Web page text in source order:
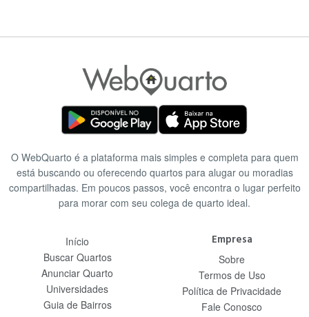
O WebQuarto é a plataforma mais simples e completa para quem
está buscando ou oferecendo quartos para alugar ou moradias
compartilhadas. Em poucos passos, você encontra o lugar perfeito
para morar com seu colega de quarto ideal.
Início
Buscar Quartos
Anunciar Quarto
Universidades
Guia de Bairros
Empresa
Sobre
Termos de Uso
Política de Privacidade
Fale Conosco